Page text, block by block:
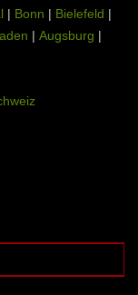
| Bonn | Bielefeld |
| Augsburg |